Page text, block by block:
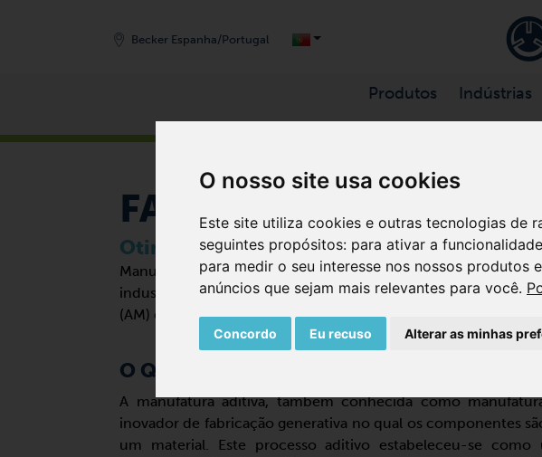
O nosso site usa cookies
Este site utiliza cookies e outras tecnologias de
seguintes propósitos: para ativar a
para medir o seu interesse nos nossos produtos
anúncios que sejam mais relevantes para você.
Concordo Eu recuso Alterar as minhas
Becker Espanha/Portugal
Produtos Indústrias
FABRICO ADITIVO
Otimize a sua impressão 3D metálica com a
Manufatura aditiva ao mais alto nível - descubra as soluções
industrial. Nossas tecnologias foram especialmente
(AM) e garantem resultados de primeira classe para seus
O QUE É MANUFATURA ADITIVA?
A manufatura aditiva, também conhecida como
inovador de fabricação generativa no qual os componentes
um material. Este processo aditivo estabeleceu-se